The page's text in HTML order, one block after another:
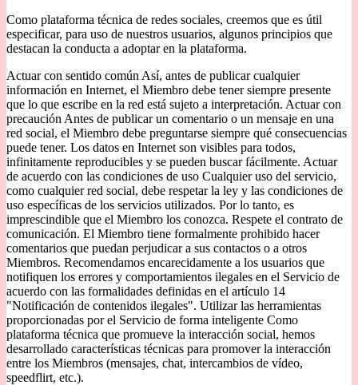
Como plataforma técnica de redes sociales, creemos que es útil
especificar, para uso de nuestros usuarios, algunos principios que
destacan la conducta a adoptar en la plataforma.
Actuar con sentido común Así, antes de publicar cualquier
información en Internet, el Miembro debe tener siempre presente
que lo que escribe en la red está sujeto a interpretación. Actuar con
precaución Antes de publicar un comentario o un mensaje en una
red social, el Miembro debe preguntarse siempre qué consecuencias
puede tener. Los datos en Internet son visibles para todos,
infinitamente reproducibles y se pueden buscar fácilmente. Actuar
de acuerdo con las condiciones de uso Cualquier uso del servicio,
como cualquier red social, debe respetar la ley y las condiciones de
uso específicas de los servicios utilizados. Por lo tanto, es
imprescindible que el Miembro los conozca. Respete el contrato de
comunicación. El Miembro tiene formalmente prohibido hacer
comentarios que puedan perjudicar a sus contactos o a otros
Miembros. Recomendamos encarecidamente a los usuarios que
notifiquen los errores y comportamientos ilegales en el Servicio de
acuerdo con las formalidades definidas en el artículo 14
"Notificación de contenidos ilegales". Utilizar las herramientas
proporcionadas por el Servicio de forma inteligente Como
plataforma técnica que promueve la interacción social, hemos
desarrollado características técnicas para promover la interacción
entre los Miembros (mensajes, chat, intercambios de vídeo,
speedflirt, etc.).